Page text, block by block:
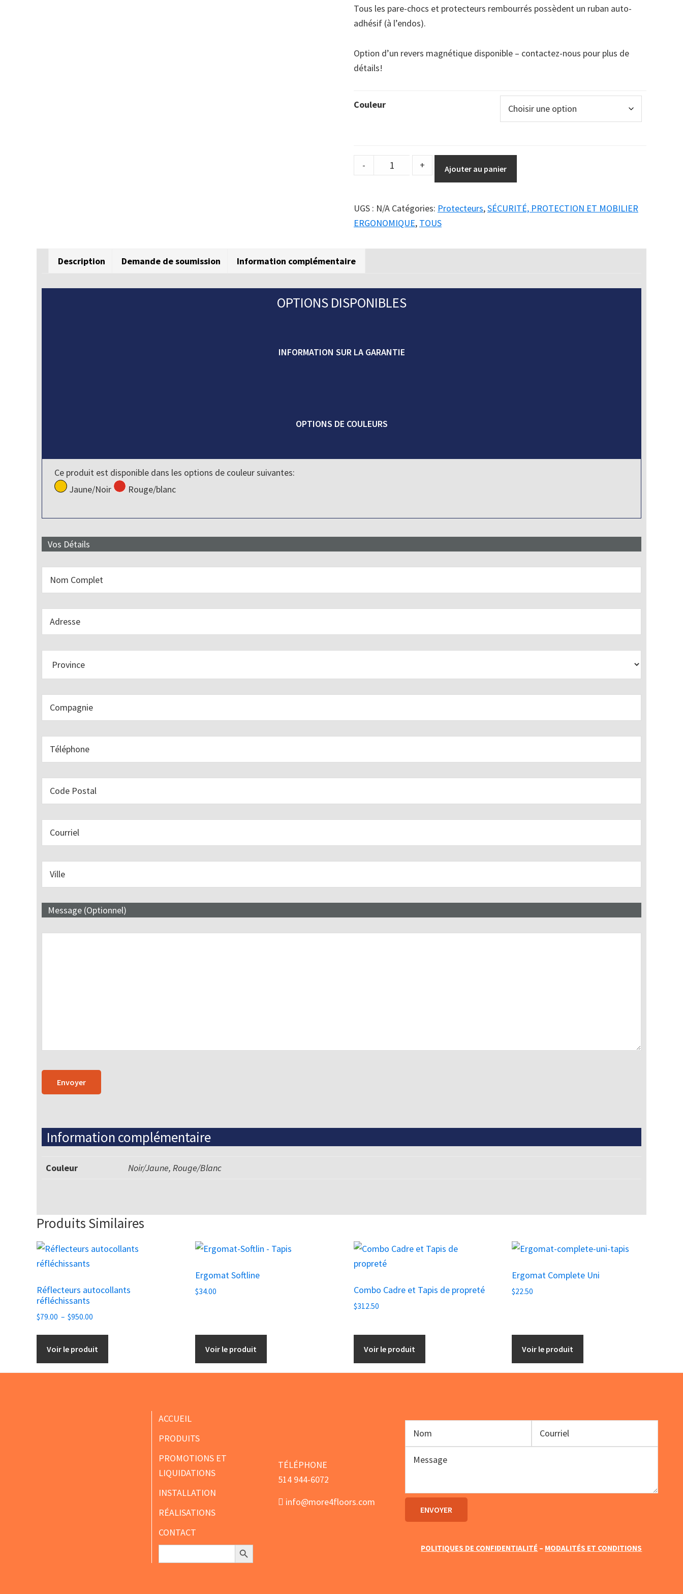
Tous les pare-chocs et protecteurs rembourrés possèdent un ruban auto-
adhésif (à l’endos).
Option d’un revers magnétique disponible – contactez-nous pour plus de
détails!
Couleur
Choc
Droit
de
quantity
- + Ajouter au panier
UGS : N/A Catégories: Protecteurs,SÉCURITÉ, PROTECTION ET MOBILIER
ERGONOMIQUE, TOUS
Description Demande de soumission Information complémentaire
OPTIONS DISPONIBLES
INFORMATION SUR LA GARANTIE
OPTIONS DE COULEURS
Ce produit est disponible dans les options de couleur suivantes:
Jaune/Noir
Rouge/blanc
Vos Détails
Message (Optionnel)
Information complémentaire
Couleur Noir/Jaune, Rouge/Blanc
Produits Similaires
Réflecteurs autocollants
réfléchissants
$79.00 – $950.00
$79.00
Voir le produit
Ce
produit
plusieurs
variations.
Les
options
peuvent
être
Ergomat Softline
$34.00
Voir le produit
Combo Cadre et Tapis de propreté
$312.50
Voir le produit
Ergomat Complete Uni
$22.50
Voir le produit
ACCUEIL
PRODUITS
PROMOTIONS ET
LIQUIDATIONS
INSTALLATION
RÉALISATIONS
CONTACT
Search
Search Button
TÉLÉPHONE
514 944-6072
info@more4floors.com
POLITIQUES DE CONFIDENTIALITÉ – MODALITÉS ET CONDITIONS